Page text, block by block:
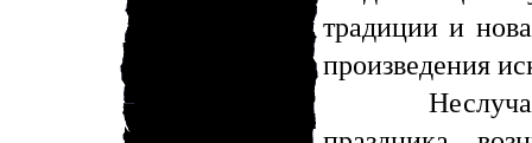
традиции и
произведения